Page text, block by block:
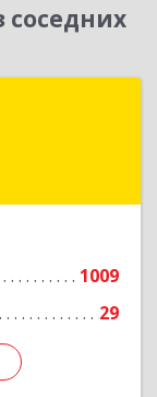
1009
29